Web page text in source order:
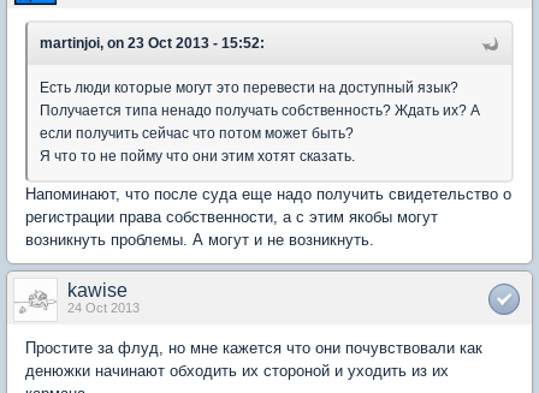
martinjoi, on 23 Oct 2013 - 15:52:
Есть люди которые могут это перевести на доступный язык?
Получается типа ненадо получать собственность? Ждать их? А
если получить сейчас что потом может быть?
Я что то не пойму что они этим хотят сказать.
Напоминают, что после суда еще надо получить свидетельство о
регистрации права собственности, а с этим якобы могут
возникнуть проблемы. А могут и не возникнуть.
kawise
24 Oct 2013
Простите за флуд, но мне кажется что они почувствовали как
денюжки начинают обходить их стороной и уходить из их